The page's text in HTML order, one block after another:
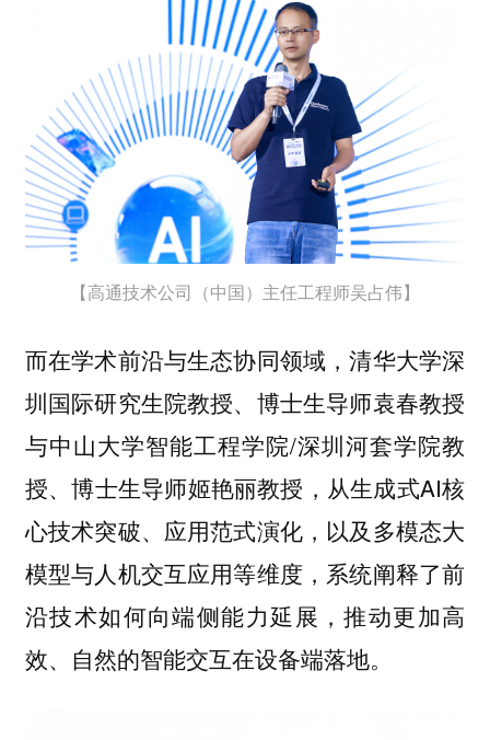
【高通技术公司（中国）主任工程师吴占伟】
而在学术前沿与生态协同领域，清华大学深
圳国际研究生院教授、博士生导师袁春教授
与中山大学智能工程学院/深圳河套学院教
授、博士生导师姬艳丽教授，从生成式AI核
心技术突破、应用范式演化，以及多模态大
模型与人机交互应用等维度，系统阐释了前
沿技术如何向端侧能力延展，推动更加高
效、自然的智能交互在设备端落地。